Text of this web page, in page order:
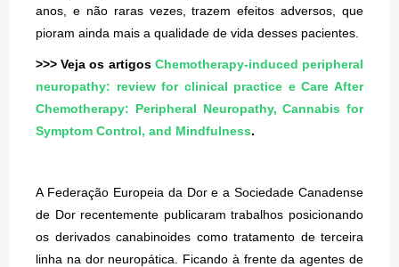
anos, e não raras vezes, trazem efeitos adversos, que
pioram ainda mais a qualidade de vida desses pacientes.
>>> Veja os artigos Chemotherapy-induced peripheral
neuropathy: review for clinical practice eCare After
Chemotherapy: Peripheral Neuropathy, Cannabis for
Symptom Control, and Mindfulness.
A Federação Europeia da Dor e a Sociedade Canadense
de Dor recentemente publicaram trabalhos posicionando
os derivados canabinoides como tratamento de terceira
linha na dor neuropática. Ficando à frente da agentes de